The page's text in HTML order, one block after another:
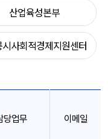
산업육성본부
시사회적경제지원센터
당업무 이메일